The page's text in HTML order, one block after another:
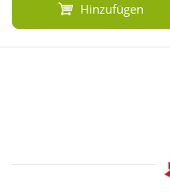
Hinzufügen